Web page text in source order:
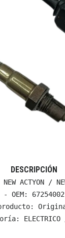
DESCRIPCIÓN
NEW ACTYON /
- OEM:
ELECTRICO